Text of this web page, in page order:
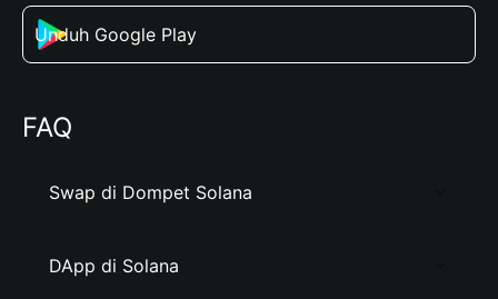
Unduh Google Play
FAQ
Swap di Dompet Solana
DApp di Solana